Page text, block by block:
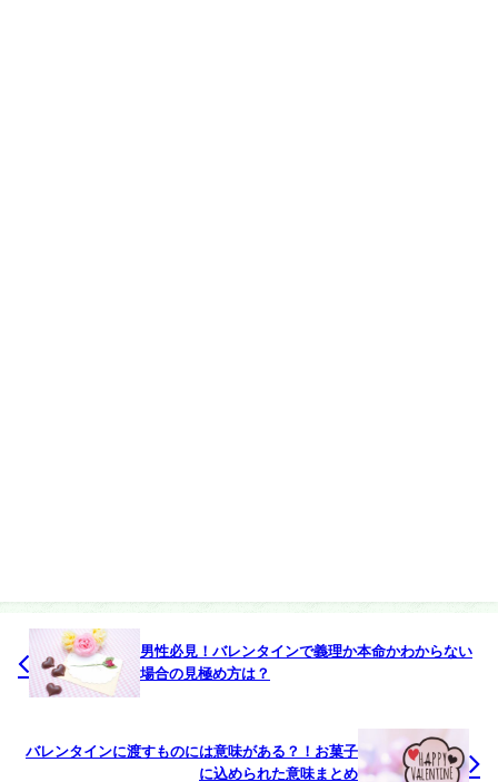
男性必見！バレンタインで義理か本命かわからない
場合の見極め方は？
バレンタインに渡すものには意味がある？！お菓子
に込められた意味まとめ